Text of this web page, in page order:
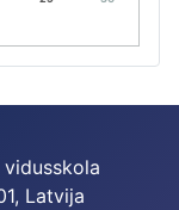
Latvija